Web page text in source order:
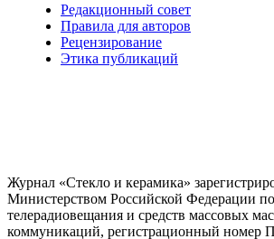
Редакционный совет
Правила для авторов
Рецензирование
Этика публикаций
Журнал «Стекло и керамика»
Министерством Российской Федерации
телерадиовещания и средств массовых
коммуникаций, регистрационный номер